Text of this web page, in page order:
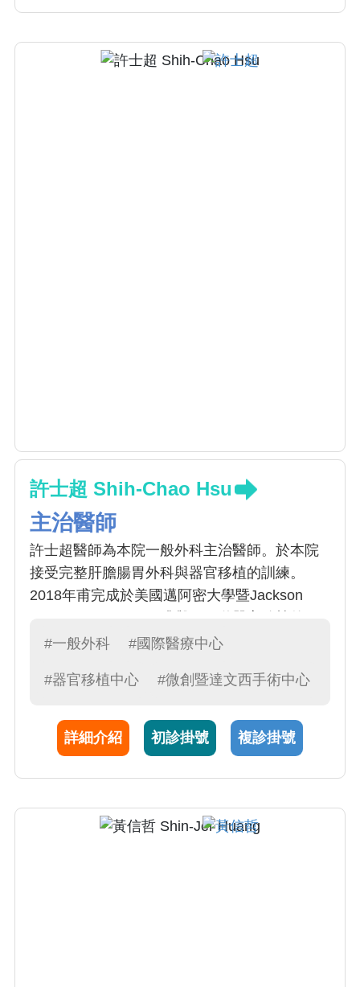
許士超 Shih-Chao Hsu
主治醫師
許士超醫師為本院一般外科主治醫師。於本院
接受完整肝膽腸胃外科與器官移植的訓練。
2018年甫完成於美國邁阿密大學暨Jackson
究醫師訓練，主要研究項目為短腸症與腸胃道
藤田醫科大學進行微創胃癌手術的訓練。主要
器官移植。
#一般外科 #國際醫療中心
#器官移植中心 #微創暨達文西手術中心
詳細介紹 初診掛號 複診掛號